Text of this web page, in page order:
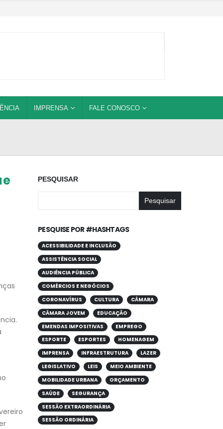
IMPRENSA FALE CONOSCO
PESQUISAR
Pesquisar
PESQUISE POR #HASHTAGS
ACESSIBILIDADE E INCLUSÃO
ASSISTÊNCIA SOCIAL
AUDIÊNCIA PÚBLICA
COMÉRCIOS E NEGÓCIOS
CORONAVÍRUS
CULTURA
CÂMARA
CÂMARA JOVEM
EDUCAÇÃO
EMENDAS IMPOSITIVAS
EMPREGO
ESPORTE
ESPORTES
HOMENAGEM
IMPRENSA
INFRAESTRUTURA
LAZER
LEGISLATIVO
LEIS
MEIO AMBIENTE
MOBILIDADE URBANA
ORÇAMENTO
SAÚDE
SEGURANÇA
SESSÃO EXTRAORDINÁRIA
SESSÃO ORDINÁRIA